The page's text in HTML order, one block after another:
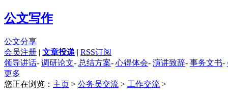
公文写作
公文分享
会员注册 | 文章投递 | RSS订阅
领导讲话- 调研论文- 总结方案- 心得体会- 演讲致辞- 事务文书-
更多
您正在浏览： 主页 > 公务员交流 > 工作交流 >